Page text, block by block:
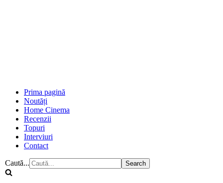
Prima pagină
Noutăți
Home Cinema
Recenzii
Topuri
Interviuri
Contact
Caută...